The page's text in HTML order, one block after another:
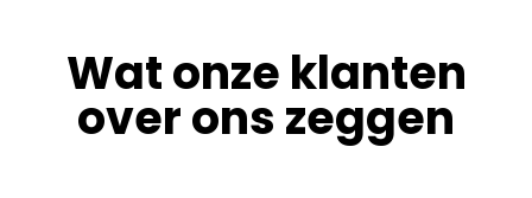
Wat onze klanten
over ons zeggen